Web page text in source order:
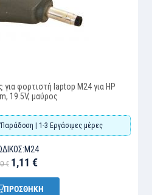
για φορτιστή laptop M24 για HP
19.5V, μαύρος
| 1-3 Εργάσιμες μέρες
M24
€ 1,11 €
ΠΡΟΣΘΗΚΗ